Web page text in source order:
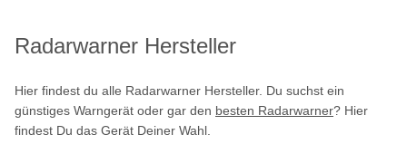
Radarwarner Hersteller
Hier findest du alle Radarwarner Hersteller. Du suchst ein
günstiges Warngerät oder gar den besten Radarwarner? Hier
findest Du das Gerät Deiner Wahl.